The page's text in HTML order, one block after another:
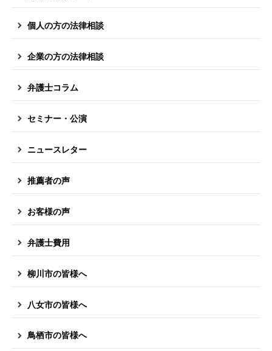
個人の方の法律相談
企業の方の法律相談
弁護士コラム
セミナー・公演
ニュースレター
推薦者の声
お客様の声
弁護士費用
柳川市の皆様へ
八女市の皆様へ
鳥栖市の皆様へ